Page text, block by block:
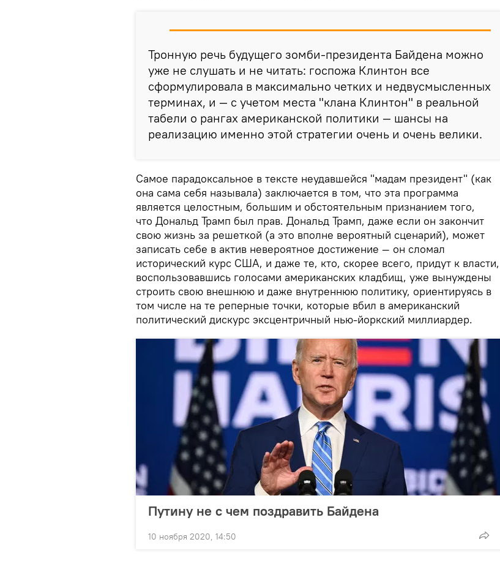
Тронную речь будущего зомби-президента Байдена можно
уже не слушать и не читать: госпожа Клинтон все
сформулировала в максимально четких и недвусмысленных
терминах, и — с учетом места "клана Клинтон" в реальной
табели о рангах американской политики — шансы на
реализацию именно этой стратегии очень и очень велики.
Самое парадоксальное в тексте неудавшейся "мадам президент" (как
она сама себя называла) заключается в том, что эта программа
является целостным, большим и обстоятельным признанием того,
что Дональд Трамп был прав. Дональд Трамп, даже если он закончит
свою жизнь за решеткой (а это вполне вероятный сценарий), может
записать себе в актив невероятное достижение — он сломал
исторический курс США, и даже те, кто, скорее всего, придут к власти,
воспользовавшись голосами американских кладбищ, уже вынуждены
строить свою внешнюю и даже внутреннюю политику, ориентируясь в
том числе на те реперные точки, которые вбил в американский
политический дискурс эксцентричный нью-йоркский миллиардер.
Путину не с чем поздравить Байдена
10 ноября 2020, 14:50